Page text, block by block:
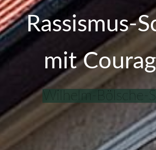
Rassismus-
mit
Wilhelm-Bölsche-